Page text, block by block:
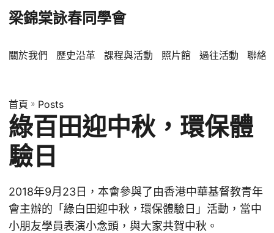
梁錦棠詠春同學會
關於我們 歷史沿革 課程與活動 照片館 過往活動 聯絡
首頁 » Posts
綠百田迎中秋，環保體
驗日
2018年9月23日，本會參與了由香港中華基督教青年
會主辦的「綠白田迎中秋，環保體驗日」活動，當中
小朋友學員表演小念頭，與大家共賀中秋。